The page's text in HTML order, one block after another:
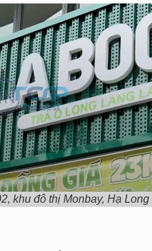
khu đô thị Monbay, Hạ Long